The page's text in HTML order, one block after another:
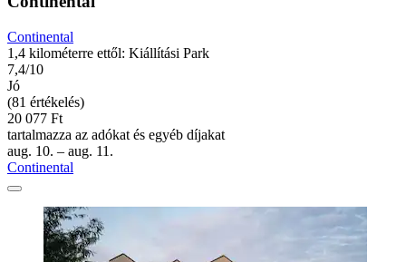
Continental
1,4 kilométerre ettől: Kiállítási Park
7,4/10
Jó
(81 értékelés)
20 077 Ft
tartalmazza az adókat és egyéb díjakat
aug. 10. – aug. 11.
Continental